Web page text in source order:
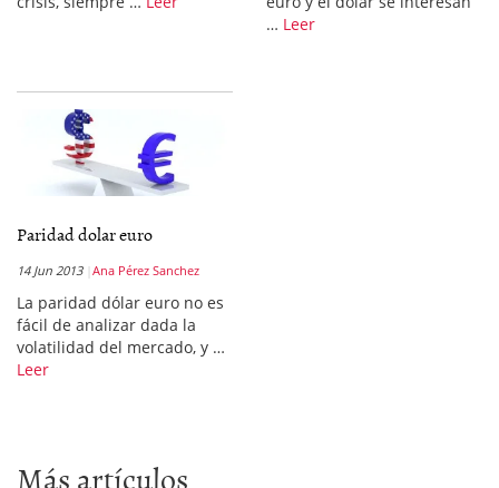
… Leer
Paridad dolar euro
14 Jun 2013 Ana Pérez Sanchez
La paridad dólar euro no es
fácil de analizar dada la
volatilidad del mercado, y …
Leer
Más artículos